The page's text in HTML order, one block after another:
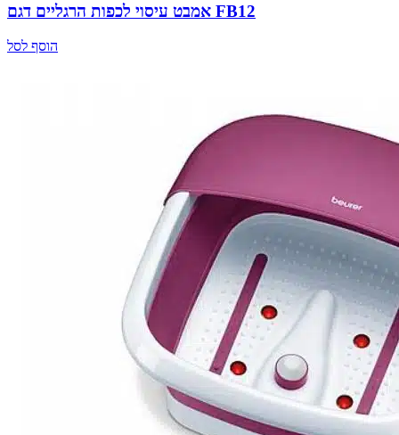
אמבט עיסוי לכפות הרגליים דגם FB12
הוסף לסל